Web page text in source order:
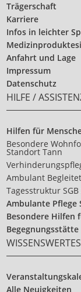
Trägerschaft
Karriere
Infos in leichter
Anfahrt und Lage
Impressum
Datenschutz
HILFE /
Hilfen für
Besondere
Standort Tann
Ambulant
Tagesstruktur SGB
Ambulante Pflege
Besondere Hilfen
Begegnungsstätte
WISSENSWERTES
Alle Neuigkeiten